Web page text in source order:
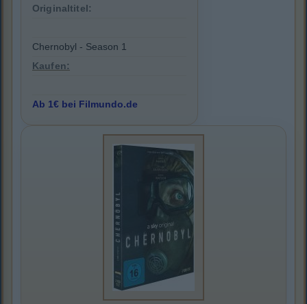
Originaltitel:
Chernobyl - Season 1
Kaufen:
Ab 1€ bei Filmundo.de